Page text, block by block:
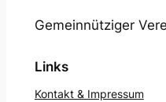
Gemeinnütziger
Links
Kontakt & Impressum